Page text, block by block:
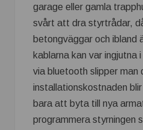
garage eller gamla
svårt att dra styrtrådar,
betongväggar och ibland
kablarna kan var ingjutna
via bluetooth slipper man
installationskostnaden
bara att byta till nya
programmera styrningen